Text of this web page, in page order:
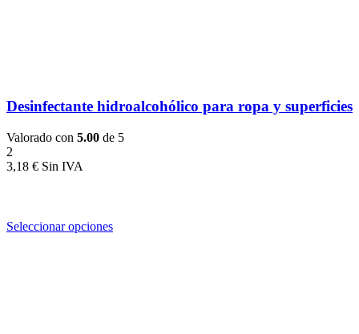
Desinfectante hidroalcohólico para ropa y superficies
Valorado con 5.00 de 5
2
3,18 €
Seleccionar opciones